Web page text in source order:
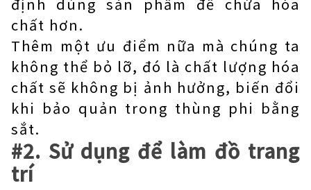
chất hơn.
Thêm một ưu điểm nữa mà chúng ta
không thể bỏ lỡ, đó là chất lượng hóa
chất sẽ không bị ảnh hưởng, biến đổi
khi bảo quản trong thùng phi bằng
sắt.
#2. Sử dụng để làm đồ trang
trí